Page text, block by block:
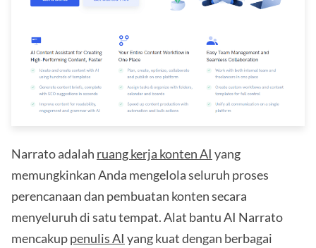
Narrato adalah ruang kerja konten AI yang
memungkinkan Anda mengelola seluruh proses
perencanaan dan pembuatan konten secara
menyeluruh di satu tempat. Alat bantu AI Narrato
mencakuppenulis AI yang kuat dengan berbagai